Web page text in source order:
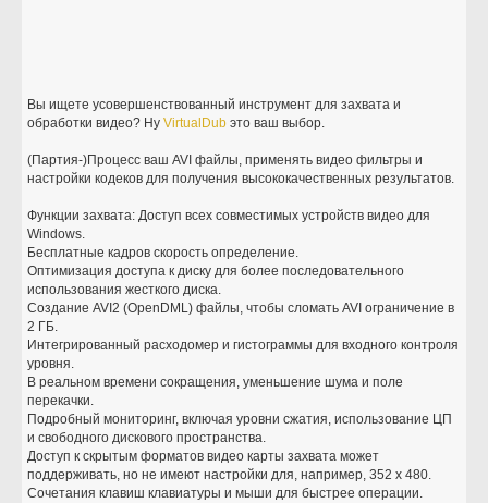
Вы ищете усовершенствованный инструмент для захвата и
обработки видео? НуVirtualDub это ваш выбор.
(Партия-)Процесс ваш AVI файлы, применять видео фильтры и
настройки кодеков для получения высококачественных результатов.
Функции захвата: Доступ всех совместимых устройств видео для
Windows.
Бесплатные кадров скорость определение.
Оптимизация доступа к диску для более последовательного
использования жесткого диска.
Создание AVI2 (OpenDML) файлы, чтобы сломать AVI ограничение в
2 ГБ.
Интегрированный расходомер и гистограммы для входного контроля
уровня.
В реальном времени сокращения, уменьшение шума и поле
перекачки.
Подробный мониторинг, включая уровни сжатия, использование ЦП
и свободного дискового пространства.
Доступ к скрытым форматов видео карты захвата может
поддерживать, но не имеют настройки для, например, 352 x 480.
Сочетания клавиш клавиатуры и мыши для быстрее операции.